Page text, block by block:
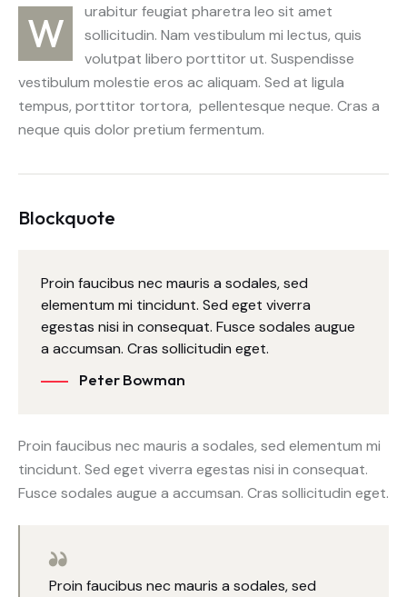
W
urabitur feugiat pharetra leo sit amet
sollicitudin. Nam vestibulum mi lectus, quis
volutpat libero porttitor ut. Suspendisse
vestibulum molestie eros ac aliquam. Sed at ligula
tempus, porttitor tortora, pellentesque neque. Cras a
neque quis dolor pretium fermentum.
Blockquote
Proin faucibus nec mauris a sodales, sed
elementum mi tincidunt. Sed eget viverra
egestas nisi in consequat. Fusce sodales augue
a accumsan. Cras sollicitudin eget.
Peter Bowman
Proin faucibus nec mauris a sodales, sed elementum mi
tincidunt. Sed eget viverra egestas nisi in consequat.
Fusce sodales augue a accumsan. Cras sollicitudin eget.
Proin faucibus nec mauris a sodales, sed